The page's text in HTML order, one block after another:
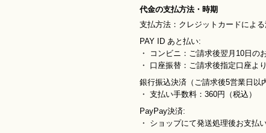
代金の支払方法・時期
支払方法：クレジットカードによ
PAY ID あと払い:
・ コンビニ：ご請求後翌月10日の
・ 口座振替：ご請求後指定口座よ
銀行振込決済（ご請求後5営業日以
・ 支払い手数料：360円（税込）
PayPay決済:
・ ショップにて発送処理後お支払